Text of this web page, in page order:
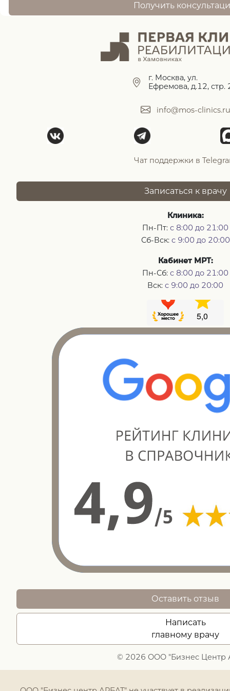
Получить
г. Москва, ул.
Ефремова, д.12, стр.
info@mos-clinics.ru
Чат поддержки в
Записаться к врачу
Клиника:
Пн-Пт: с 8:00 до 21:00
Сб-Вск: с 9:00 до 20:00
Кабинет МРТ:
Пн-Сб: с 8:00 до 21:00
Вск: с 9:00 до 20:00
© 2026 ООО "Бизнес Центр
Оставить отзыв
Написать
главному врачу